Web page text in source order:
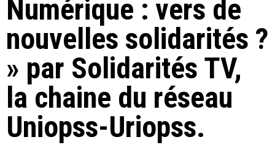
Numérique : vers de
nouvelles solidarités ?
» par Solidarités TV,
la chaine du réseau
Uniopss-Uriopss.